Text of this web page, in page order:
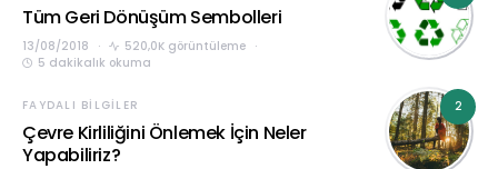
Tüm Geri Dönüşüm Sembolleri
13/08/2018
520,0K görüntüleme
5 dakikalık okuma
2
FAYDALI BILGILER
Çevre Kirliliğini Önlemek İçin Neler
Yapabiliriz?